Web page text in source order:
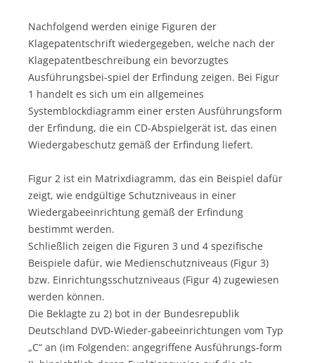
Nachfolgend werden einige Figuren der
Klagepatentschrift wiedergegeben, welche nach der
Klagepatentbeschreibung ein bevorzugtes
Ausführungsbei-spiel der Erfindung zeigen. Bei Figur
1 handelt es sich um ein allgemeines
Systemblockdiagramm einer ersten Ausführungsform
der Erfindung, die ein CD-Abspielgerät ist, das einen
Wiedergabeschutz gemäß der Erfindung liefert.
Figur 2 ist ein Matrixdiagramm, das ein Beispiel dafür
zeigt, wie endgültige Schutzniveaus in einer
Wiedergabeeinrichtung gemäß der Erfindung
bestimmt werden.
Schließlich zeigen die Figuren 3 und 4 spezifische
Beispiele dafür, wie Medienschutzniveaus (Figur 3)
bzw. Einrichtungsschutzniveaus (Figur 4) zugewiesen
werden können.
Die Beklagte zu 2) bot in der Bundesrepublik
Deutschland DVD-Wieder-gabeeinrichtungen vom Typ
„C“ an (im Folgenden: angegriffene Ausführungs-form